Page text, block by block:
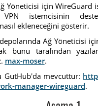
Yöneticisi için WireGuard
VPN istemcisinin
ekleneceğini gösterir.
Ağ Yöneticisi
bunu tarafından
max-moser.
GutHub'da mevcuttur:
manager-wireguard.